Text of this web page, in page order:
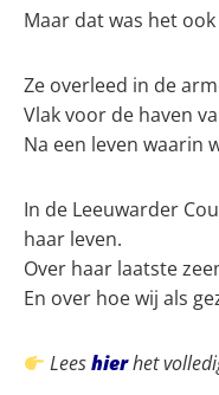
Maar dat was het
Ze overleed in de
Vlak voor de haven
Na een leven waarin
In de Leeuwarder
haar leven.
Over haar laatste
En over hoe wij als
Leeshierhet